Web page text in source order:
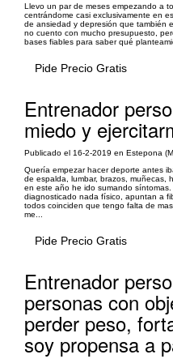
Llevo un par de meses empezando a
centrándome casi exclusivamente en
de ansiedad y depresión que también
no cuento con mucho presupuesto,
bases fiables para saber qué
Pide Precio Gratis
Entrenador
miedo y
Publicado el 16-2-2019 en Estepona
Quería empezar hacer deporte antes
de espalda, lumbar, brazos, muñecas,
en este año he ido sumando
diagnosticado nada físico, apuntan a
todos coinciden que tengo falta de
me...
Pide Precio Gratis
Entrenador
personas con
perder peso,
soy propensa a